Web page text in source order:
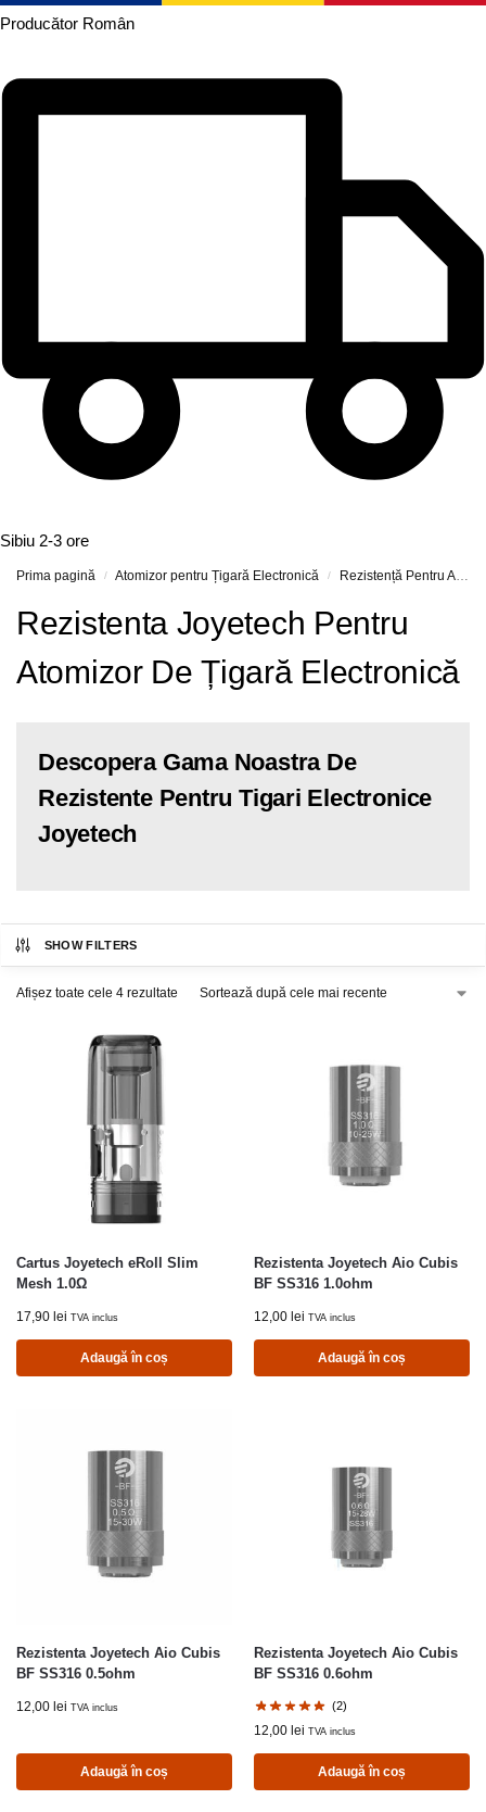
Producător Român
Sibiu 2-3 ore
Prima pagină / Atomizor pentru Țigară Electronică / Rezistență Pentru Atomizor De Țigară Electronică
Rezistenta Joyetech Pentru
Atomizor De Țigară Electronică
Descopera Gama Noastra De
Rezistente Pentru Tigari Electronice
Joyetech
SHOW FILTERS
Afișez toate cele 4 rezultate
Cartus Joyetech eRoll Slim
Mesh 1.0Ω
17,90 lei TVA inclus
Adaugă în coș
Rezistenta Joyetech Aio Cubis
BF SS316 1.0ohm
12,00 lei TVA inclus
Adaugă în coș
Rezistenta Joyetech Aio Cubis
BF SS316 0.5ohm
12,00 lei TVA inclus
Adaugă în coș
Rezistenta Joyetech Aio Cubis
BF SS316 0.6ohm
(2)
12,00 lei TVA inclus
Adaugă în coș